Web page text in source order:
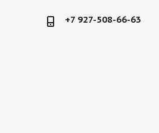
+7 927-508-66-63